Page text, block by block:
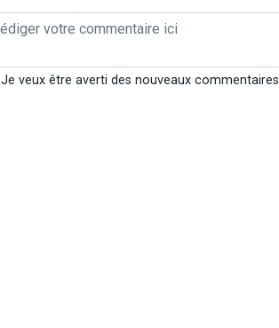
Je veux être averti des nouveaux commentaires